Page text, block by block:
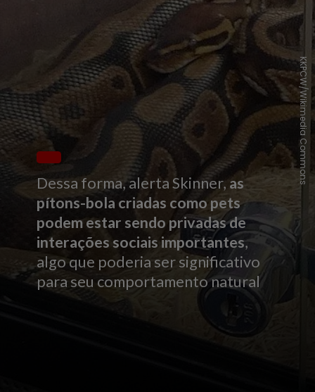
Dessa forma, alerta Skinner, as
pítons-bola criadas como pets
podem estar sendo privadas de
interações sociais importantes,
algo que poderia ser significativo
para seu comportamento natural
KKPCW/Wikimedia Commons